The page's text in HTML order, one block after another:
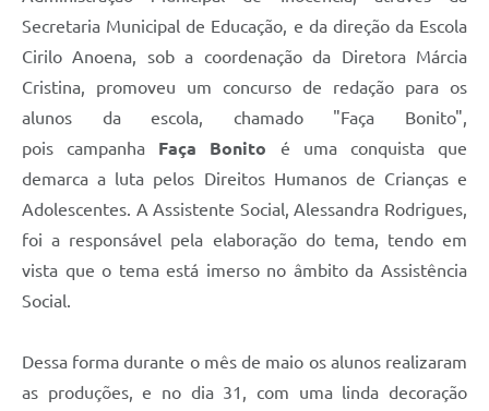
Secretaria Municipal de Educação, e da direção da Escola
Cirilo Anoena, sob a coordenação da Diretora Márcia
Cristina, promoveu um concurso de redação para os
alunos da escola, chamado "Faça Bonito",
pois campanha Faça Bonito é uma conquista que
demarca a luta pelos Direitos Humanos de Crianças e
Adolescentes. A Assistente Social, Alessandra Rodrigues,
foi a responsável pela elaboração do tema, tendo em
vista que o tema está imerso no âmbito da Assistência
Social.
Dessa forma durante o mês de maio os alunos realizaram
as produções, e no dia 31, com uma linda decoração